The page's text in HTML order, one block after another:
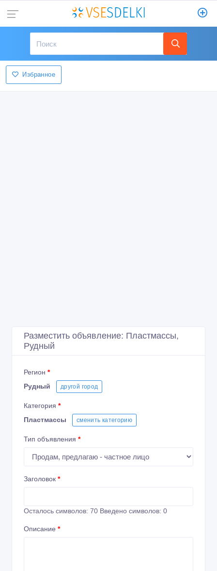
Избранное
Разместить объявление: Пластмассы,
Рудный
Регион *
Рудный
другой город
Категория *
Пластмассы
сменить категорию
Тип объявления *
Заголовок *
Осталось символов: 70 Введено символов: 0
Описание *